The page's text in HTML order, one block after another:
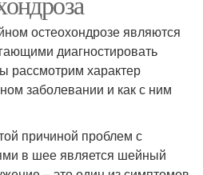
остеохондрозе являются
диагностировать
рассмотрим характер
заболевании и как с ним
причиной проблем с
в шее является шейный